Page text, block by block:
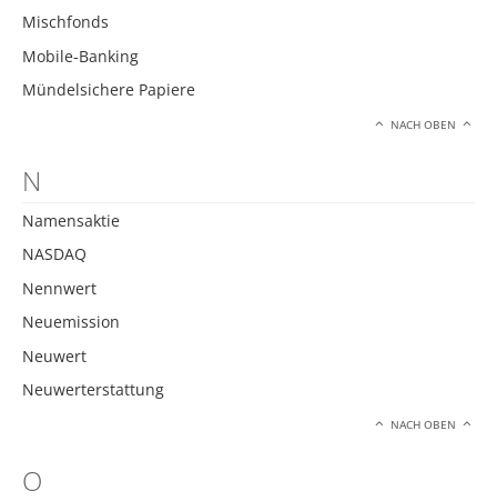
Mischfonds
Mobile-Banking
Mündelsichere Papiere
NACH OBEN
N
Namensaktie
NASDAQ
Nennwert
Neuemission
Neuwert
Neuwerterstattung
NACH OBEN
O